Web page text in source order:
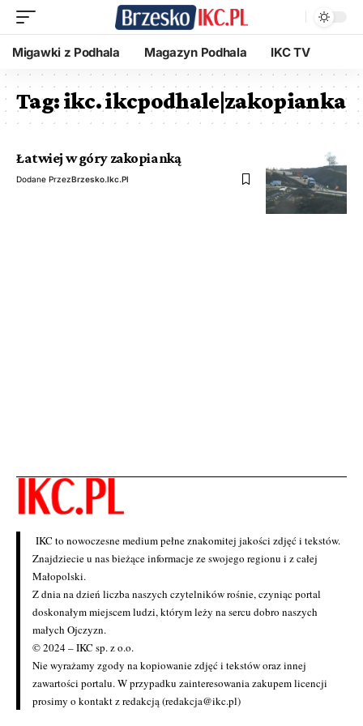
Migawki z Podhala Magazyn Podhala IKC TV
Tag:ikc. ikcpodhale|zakopianka
Łatwiej w góry zakopianką
Dodane PrzezBrzesko.ikc.pl
IKC to nowoczesne medium pełne znakomitej jakości zdjęć i tekstów.
Znajdziecie u nas bieżące informacje ze swojego regionu i z całej
Małopolski.
Z dnia na dzień liczba naszych czytelników rośnie, czyniąc portal
doskonałym miejscem ludzi, którym leży na sercu dobro naszych
małych Ojczyzn.
© 2024 – IKC sp. z o.o.
Nie wyrażamy zgody na kopiowanie zdjęć i tekstów oraz innej
zawartości portalu. W przypadku zainteresowania zakupem licencji
prosimy o kontakt z redakcją (redakcja@ikc.pl)